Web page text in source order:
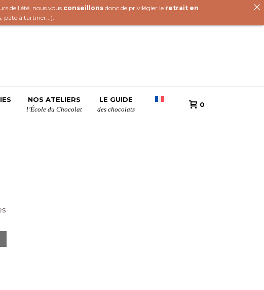
NOS ATELIERS
l’École du Chocolat
LE GUIDE
des chocolats
0
de l'été, nous vous conseillons donc de privilégier le retrait en
, pâte à tartiner...).